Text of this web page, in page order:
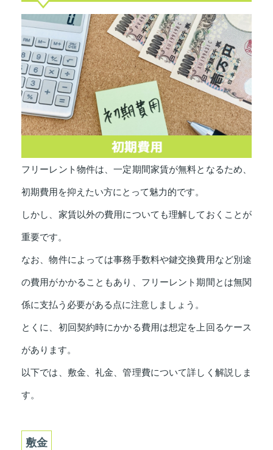
フリーレント物件は、一定期間家賃が無料となるため、
初期費用を抑えたい方にとって魅力的です。
しかし、家賃以外の費用についても理解しておくことが
重要です。
なお、物件によっては事務手数料や鍵交換費用など別途
の費用がかかることもあり、フリーレント期間とは無関
係に支払う必要がある点に注意しましょう。
とくに、初回契約時にかかる費用は想定を上回るケース
があります。
以下では、敷金、礼金、管理費について詳しく解説しま
す。
敷金